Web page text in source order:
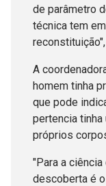
de parâmetro
técnica tem
A
homem tinha
que pode
pertencia
próprios
"Para a
descoberta é